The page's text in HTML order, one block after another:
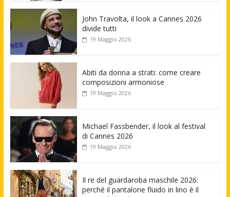
John Travolta, il look a Cannes 2026
divide tutti
19 Maggio 2026
Abiti da donna a strati: come creare
composizioni armoniose
19 Maggio 2026
Michael Fassbender, il look al festival
di Cannes 2026
19 Maggio 2026
Il re del guardaroba maschile 2026:
perché il pantalone fluido in lino è il